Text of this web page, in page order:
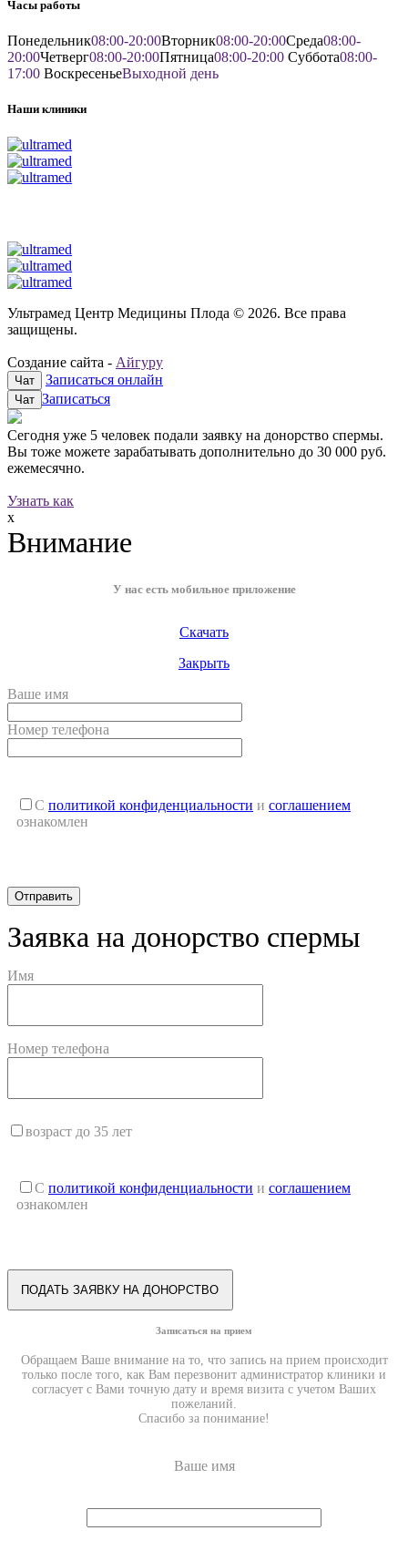
Часы работы
Понедельник08:00-20:00Вторник08:00-20:00Среда08:00-
20:00Четверг08:00-20:00Пятница08:00-20:00 Суббота08:00-
17:00 ВоскресеньеВыходной день
Наши клиники
Ультрамед Центр Медицины Плода © 2026. Все права
защищены.
Создание сайта - Айгуру
Чат Записаться онлайн
Чат Записаться
Сегодня уже 5 человек подали заявку на донорство спермы.
Вы тоже можете зарабатывать дополнительно до 30 000 руб.
ежемесячно.
Узнать как
x
Внимание
У нас есть мобильное приложение
Скачать
Закрыть
Ваше имя
Номер телефона
С политикой конфиденциальности и соглашением
ознакомлен
Заявка на донорство спермы
Имя
Номер телефона
возраст до 35 лет
С политикой конфиденциальности и соглашением
ознакомлен
Записаться на прием
Обращаем Ваше внимание на то, что запись на прием происходит
только после того, как Вам перезвонит администратор клиники и
согласует с Вами точную дату и время визита с учетом Ваших
пожеланий.
Спасибо за понимание!
Ваше имя